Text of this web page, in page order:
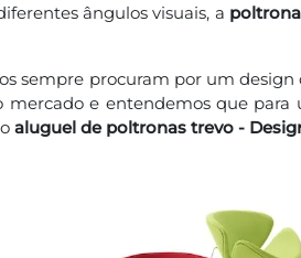
ângulos visuais, a
sempre procuram por um
mercado e entendemos que para
aluguel de poltronas trevo -